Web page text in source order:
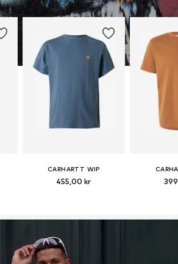
CARHARTT WIP
455,00 kr